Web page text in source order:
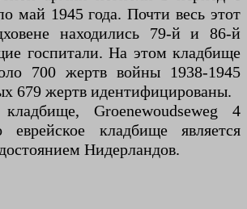
май 1945 года. Почти весь этот
находились 79-й и 86-й
госпитали. На этом кладбище
700 жертв войны 1938-1945
679 жертв идентифицированы.
Groenewoudseweg 4
еврейское кладбище является
Нидерландов.